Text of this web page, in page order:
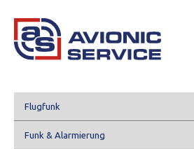
Flugfunk
Funk & Alarmierung